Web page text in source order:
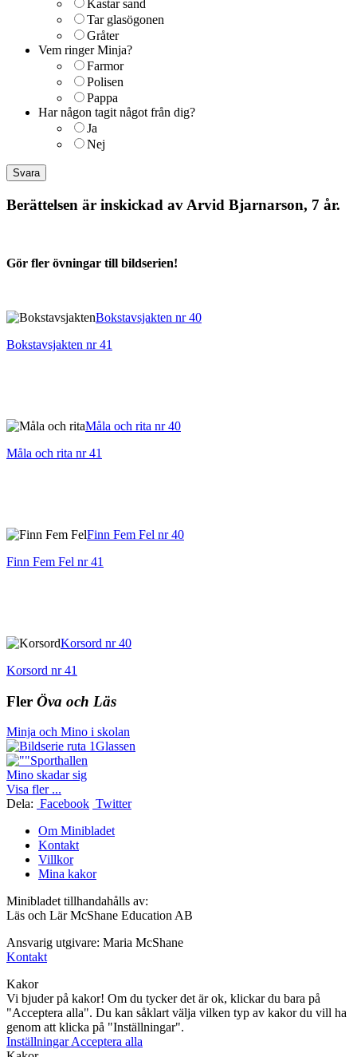
Kastar sand
Tar glasögonen
Gråter
Vem ringer Minja?
Farmor
Polisen
Pappa
Har någon tagit något från dig?
Ja
Nej
Berättelsen är inskickad av Arvid Bjarnarson, 7 år.
Gör fler övningar till bildserien!
Bokstavsjakten nr 40
Bokstavsjakten nr 41
Måla och rita nr 40
Måla och rita nr 41
Finn Fem Fel nr 40
Finn Fem Fel nr 41
Korsord nr 40
Korsord nr 41
Fler Öva och Läs
Minja och Mino i skolan
Glassen
Sporthallen
Mino skadar sig
Visa fler ...
Dela: Facebook Twitter
Om Minibladet
Kontakt
Villkor
Mina kakor
Minibladet tillhandahålls av:
Läs och Lär McShane Education AB
Ansvarig utgivare: Maria McShane
Kontakt
Kakor
Vi bjuder på kakor! Om du tycker det är ok, klickar du bara på
"Acceptera alla". Du kan såklart välja vilken typ av kakor du vill ha
genom att klicka på "Inställningar".
InställningarAcceptera alla